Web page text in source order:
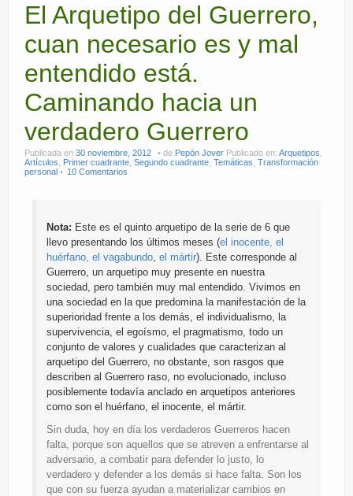
El Arquetipo del Guerrero,
cuan necesario es y mal
entendido está.
Caminando hacia un
verdadero Guerrero
Publicada en 30 noviembre, 2012 de Pepón Jover Publicado en: Arquetipos
Artículos
Primer cuadrante Segundo cuadrante Temáticas Transformación
personal
10 Comentarios
Nota: Este es el quinto arquetipo de la serie de 6 que
llevo presentando los últimos meses (el inocente, el
huérfano, el vagabundo, el mártir). Este corresponde al
Guerrero, un arquetipo muy presente en nuestra
sociedad, pero también muy mal entendido. Vivimos en
una sociedad en la que predomina la manifestación de la
superioridad frente a los demás, el individualismo, la
supervivencia, el egoísmo, el pragmatismo, todo un
conjunto de valores y cualidades que caracterizan al
arquetipo del Guerrero, no obstante, son rasgos que
describen al Guerrero raso, no evolucionado, incluso
posiblemente todavía anclado en arquetipos anteriores
como son el huérfano, el inocente, el mártir.
Sin duda, hoy en día los verdaderos Guerreros hacen
falta, porque son aquellos que se atreven a enfrentarse al
adversario, a combatir para defender lo justo, lo
verdadero y defender a los demás si hace falta. Son los
que con su fuerza ayudan a materializar cambios en